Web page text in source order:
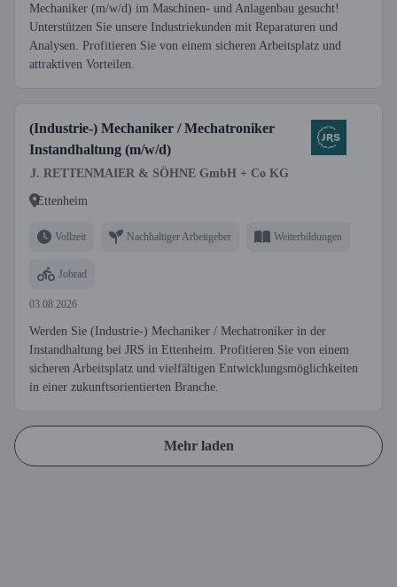
Mechaniker (m/w/d) im Maschinen- und Anlagenbau gesucht!
Unterstützen Sie unsere Industriekunden mit Reparaturen und
Analysen. Profitieren Sie von einem sicheren Arbeitsplatz und
attraktiven Vorteilen.
(Industrie-) Mechaniker / Mechatroniker
Instandhaltung (m/w/d)
J. RETTENMAIER & SÖHNE GmbH + Co KG
Ettenheim
Vollzeit Nachhaltiger Arbeitgeber Weiterbildungen
Jobrad
03.08.2026
Werden Sie (Industrie-) Mechaniker / Mechatroniker in der
Instandhaltung bei JRS in Ettenheim. Profitieren Sie von einem
sicheren Arbeitsplatz und vielfältigen Entwicklungsmöglichkeiten
in einer zukunftsorientierten Branche.
Mehr laden